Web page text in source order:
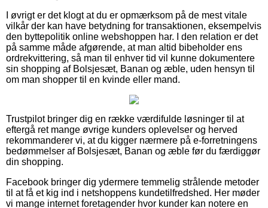
I øvrigt er det klogt at du er opmærksom på de mest vitale
vilkår der kan have betydning for transaktionen, eksempelvis
den byttepolitik online webshoppen har. I den relation er det
på samme måde afgørende, at man altid bibeholder ens
ordrekvittering, så man til enhver tid vil kunne dokumentere
sin shopping af Bolsjesæt, Banan og æble, uden hensyn til
om man shopper til en kvinde eller mand.
Trustpilot bringer dig en række værdifulde løsninger til at
eftergå ret mange øvrige kunders oplevelser og herved
rekommanderer vi, at du kigger nærmere på e-forretningens
bedømmelser af Bolsjesæt, Banan og æble før du færdiggør
din shopping.
Facebook bringer dig ydermere temmelig strålende metoder
til at få et kig ind i netshoppens kundetilfredshed. Her møder
vi mange internet foretagender hvor kunder kan notere en